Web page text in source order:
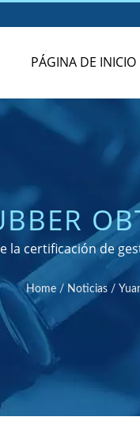
PÁGINA DE INICIO
ISO
la certificación de
Home / Noticias /